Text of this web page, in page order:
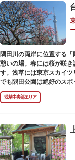
仲見世や、隅田川や東京
います。
浅草の街並みに溶け込む平
する建築家・隈研吾氏によ
日本を訪れる海外ツーリ
隅田川の両岸に位置する
憩いの場。春には桜が咲
す。浅草には東京スカイ
でも隅田公園は絶好のス
川沿いにある「隅田公園オ
的なカフェ・レストラン。
りと過ごしても良いです
身体を動かせます。
隅田川橋梁に設置された全
スカイツリーまでの最短距
浅草中央部エリア